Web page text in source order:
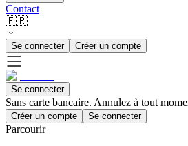
Contact
🇫🇷
Se connecter Créer un compte
Se connecter
Sans carte bancaire. Annulez à tout
Créer un compte Se connecter
Parcourir